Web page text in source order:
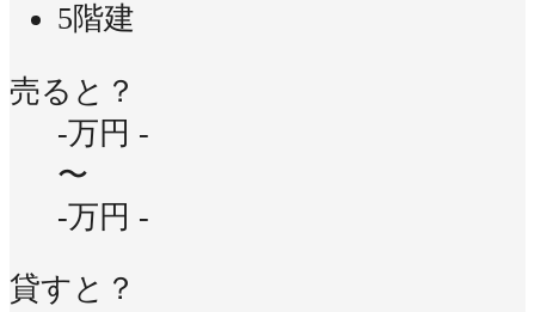
5階建
売ると？
-万円 -
〜
-万円 -
貸すと？